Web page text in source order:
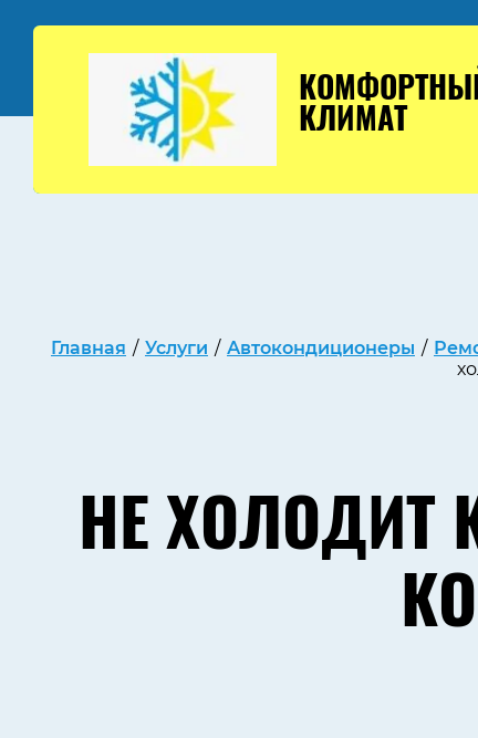
КЛИМАТ
Главная / Услуги / Автокондиционеры /
НЕ ХОЛОДИТ